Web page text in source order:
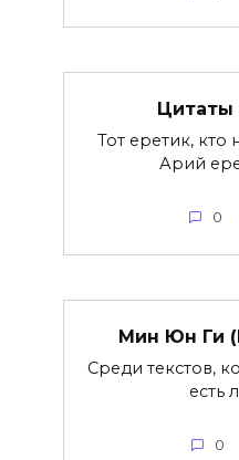
Цитаты
Тот еретик, кто
Арий
0
Мин Юн Ги
Среди текстов,
есть
0